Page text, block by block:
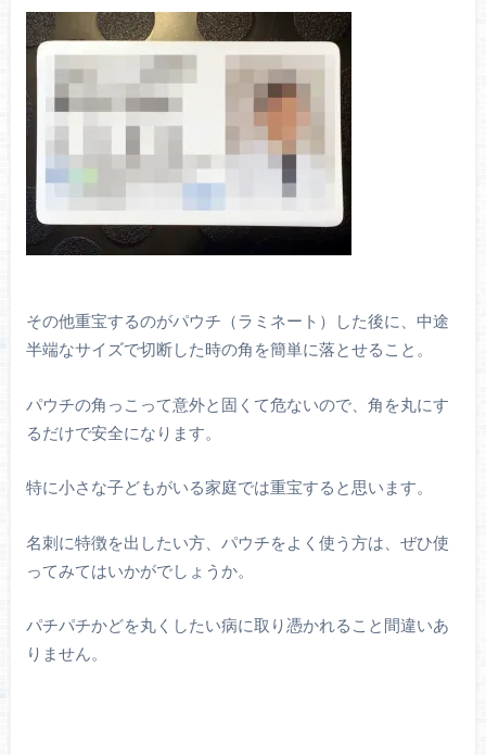
その他重宝するのがパウチ（ラミネート）した後に、中途
半端なサイズで切断した時の角を簡単に落とせること。
パウチの角っこって意外と固くて危ないので、角を丸にす
るだけで安全になります。
特に小さな子どもがいる家庭では重宝すると思います。
名刺に特徴を出したい方、パウチをよく使う方は、ぜひ使
ってみてはいかがでしょうか。
パチパチかどを丸くしたい病に取り憑かれること間違いあ
りません。